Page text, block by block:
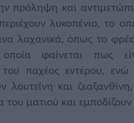
πρόληψη και
λυκοπένιο, το
λαχανικά, όπως το
φαίνεται πως
του παχέος εντέρου, ενώ
λουτεΐνη και ζεαξανθίνη,
του ματιού και εμποδίζουν